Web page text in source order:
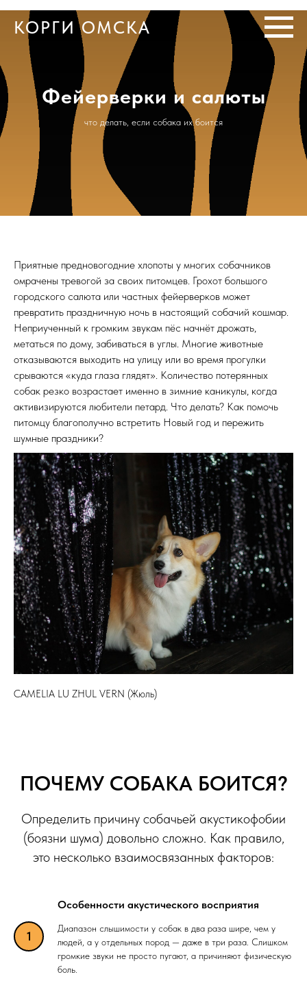
КОРГИ ОМСКА
Фейерверки и салюты
что делать, если собака их боится
Приятные предновогодние хлопоты у многих собачников
омрачены тревогой за своих питомцев. Грохот большого
городского салюта или частных фейерверков может
превратить праздничную ночь в настоящий собачий кошмар.
Неприученный к громким звукам пёс начнёт дрожать,
метаться по дому, забиваться в углы. Многие животные
отказываются выходить на улицу или во время прогулки
срываются «куда глаза глядят». Количество потерянных
собак резко возрастает именно в зимние каникулы, когда
активизируются любители петард. Что делать? Как помочь
питомцу благополучно встретить Новый год и пережить
шумные праздники?
CAMELIA LU ZHUL VERN (Жюль)
ПОЧЕМУ СОБАКА БОИТСЯ?
Определить причину собачьей акустикофобии
(боязни шума) довольно сложно. Как правило,
это несколько взаимосвязанных факторов:
Особенности акустического восприятия
Диапазон слышимости у собак в два раза шире, чем у
людей, а у отдельных пород — даже в три раза. Слишком
громкие звуки не просто пугают, а причиняют физическую
боль.